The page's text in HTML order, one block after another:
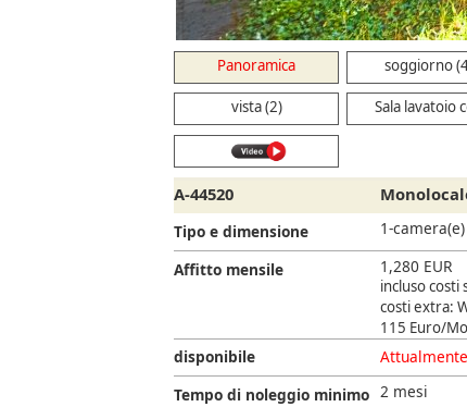
Panoramica soggiorno
vista (2)
Sala lavatoio
A-44520
Tipo e dimensione
1-
Affitto mensile
1,280 EUR
incluso costi
costi extra:
115 Euro/
disponibile
Tempo di noleggio minimo 2 mesi